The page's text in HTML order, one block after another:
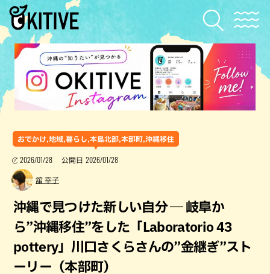
おでかけ,地域,暮らし,本島北部,本部町,沖縄移住
2026/01/28 公開日 2026/01/28
舘 幸子
沖縄で見つけた新しい自分 ─ 岐阜か
ら”沖縄移住”をした「Laboratorio 43
pottery」川口さくらさんの”金継ぎ”スト
ーリー（本部町）